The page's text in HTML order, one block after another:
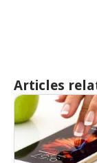
Articles